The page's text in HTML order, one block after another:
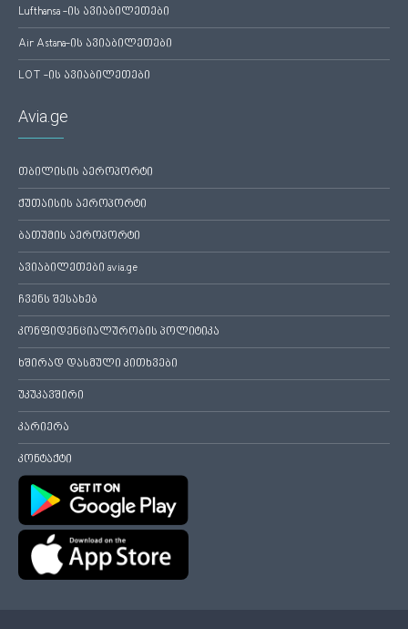
Lufthansa -ის ავიაბილეთები
Air Astana-ის ავიაბილეთები
LOT -ის ავიაბილეთები
Avia.ge
თბილისის აეროპორტი
ქუთაისის აეროპორტი
ბათუმის აეროპორტი
ავიაბილეთები avia.ge
ჩვენს შესახებ
კონფიდენციალურობის პოლიტიკა
ხშირად დასმული კითხვები
უკუკავშირი
კარიერა
კონტაქტი